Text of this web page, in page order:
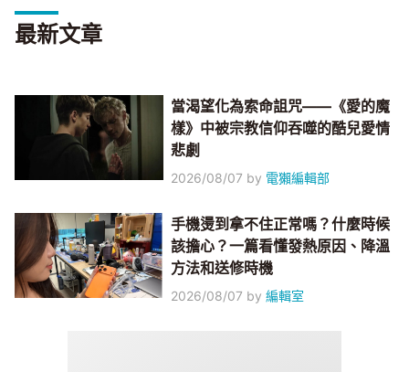
最新文章
當渴望化為索命詛咒——《愛的魔
樣》中被宗教信仰吞噬的酷兒愛情
悲劇
2026/08/07 by 電獺編輯部
手機燙到拿不住正常嗎？什麼時候
該擔心？一篇看懂發熱原因、降溫
方法和送修時機
2026/08/07 by編輯室